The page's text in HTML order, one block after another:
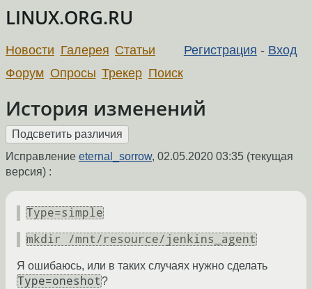
LINUX.ORG.RU
Регистрация - Вход
Новости Галерея Статьи
Форум Опросы Трекер Поиск
История изменений
Исправление eternal_sorrow, 02.05.2020 03:35 (текущая
версия) :
Type=simple
mkdir /mnt/resource/jenkins_agent
Я ошибаюсь, или в таких случаях нужно сделать
Type=oneshot?